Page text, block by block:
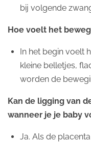
bij volgende
Hoe voelt het
In het begin voelt
kleine belletjes,
worden de
Kan de ligging van
wanneer je je baby
Ja. Als de